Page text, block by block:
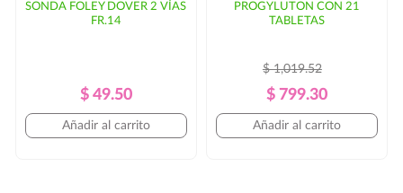
SONDA FOLEY DOVER 2 VÍAS
FR.14
Precio
Regular
Precio
$ 49.50
Añadir al carrito
PROGYLUTON CON 21
TABLETAS
Precio
Regular
$ 1,019.52
Precio
$ 799.30
Añadir al carrito